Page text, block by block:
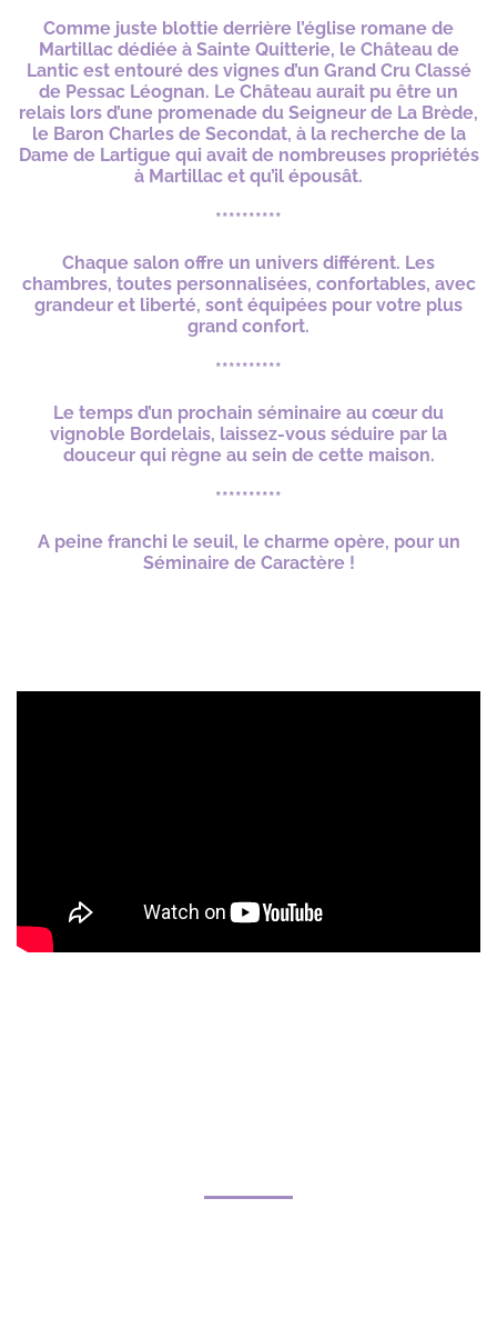
Comme juste blottie derrière l’église romane de
Martillac dédiée à Sainte Quitterie, le Château de
Lantic est entouré des vignes d’un Grand Cru Classé
de Pessac Léognan. Le Château aurait pu être un
relais lors d’une promenade du Seigneur de La Brède,
le Baron Charles de Secondat, à la recherche de la
Dame de Lartigue qui avait de nombreuses propriétés
à Martillac et qu’il épousât.
**********
Chaque salon offre un univers différent. Les
chambres, toutes personnalisées, confortables, avec
grandeur et liberté, sont équipées pour votre plus
grand confort.
**********
Le temps d’un prochain séminaire au cœur du
vignoble Bordelais, laissez-vous séduire par la
douceur qui règne au sein de cette maison.
**********
A peine franchi le seuil, le charme opère, pour un
Séminaire de Caractère !